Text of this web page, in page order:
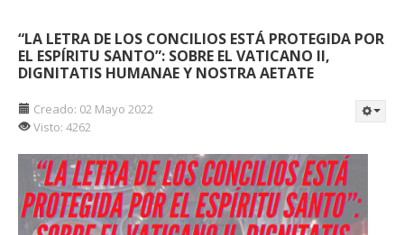
“LA LETRA DE LOS CONCILIOS ESTÁ PROTEGIDA POR
EL ESPÍRITU SANTO”: SOBRE EL VATICANO II,
DIGNITATIS HUMANAE Y NOSTRA AETATE
Creado: 02 Mayo 2022
Visto: 4262